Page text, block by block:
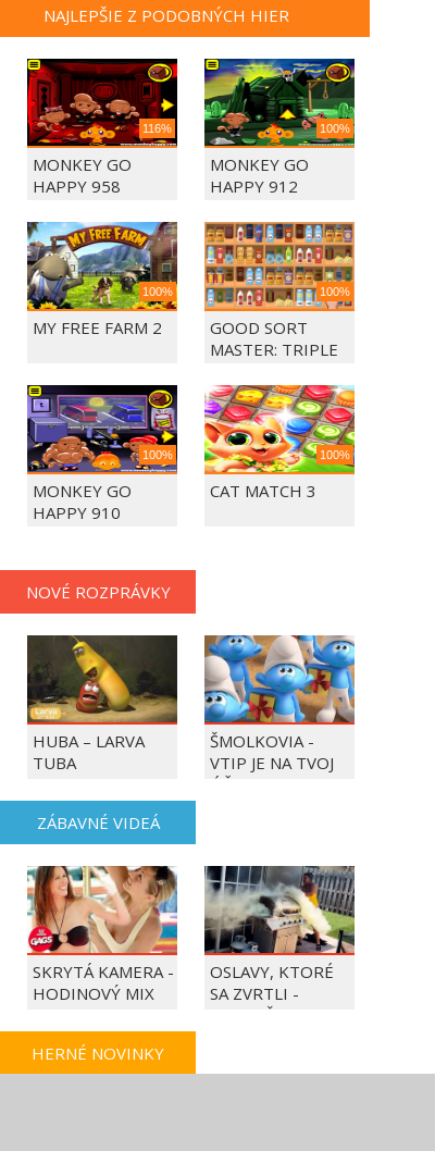
NAJLEPŠIE Z PODOBNÝCH HIER
116%
MONKEY GO
HAPPY 958
100%
MONKEY GO
HAPPY 912
100%
MY FREE FARM 2
100%
GOOD SORT
MASTER: TRIPLE
100%
MONKEY GO
HAPPY 910
100%
CAT MATCH 3
NOVÉ ROZPRÁVKY
HUBA – LARVA
TUBA
ŠMOLKOVIA -
VTIP JE NA TVOJ
ÚČET
ZÁBAVNÉ VIDEÁ
SKRYTÁ KAMERA -
HODINOVÝ MIX
OSLAVY, KTORÉ
SA ZVRTLI -
NAJLEPŠIE
HERNÉ NOVINKY